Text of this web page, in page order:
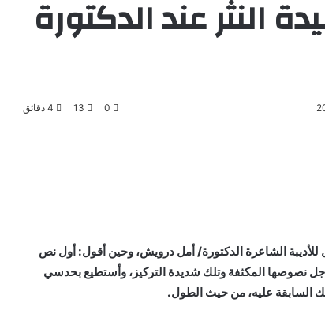
النثر عند الدكتورة
0
13
الشاعرة الدكتورة/ أمل درويش، وحين أقول: أول نص
جل نصوصها المكثفة وتلك شديدة التركيز، وأستطيع بحدسي
السابقة عليه، من حيث الطول.